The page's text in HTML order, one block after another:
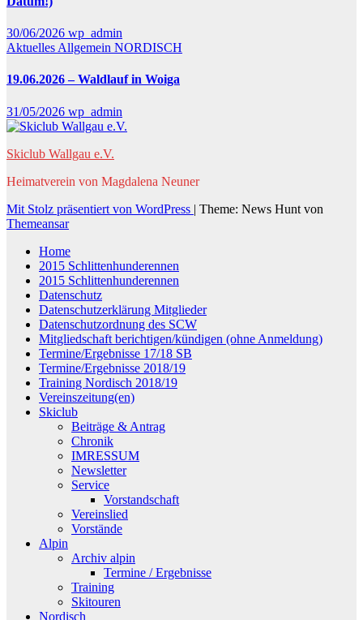
30/06/2026 wp_admin
Aktuelles Allgemein NORDISCH
19.06.2026 – Waldlauf in Woiga
31/05/2026 wp_admin
Skiclub Wallgau e.V.
Heimatverein von Magdalena Neuner
Mit Stolz präsentiert von WordPress | Theme: News Hunt von
Themeansar
Home
2015 Schlittenhunderennen
2015 Schlittenhunderennen
Datenschutz
Datenschutzerklärung Mitglieder
Datenschutzordnung des SCW
Mitgliedschaft berichtigen/kündigen (ohne Anmeldung)
Termine/Ergebnisse 17/18 SB
Termine/Ergebnisse 2018/19
Training Nordisch 2018/19
Vereinszeitung(en)
Skiclub
Beiträge & Antrag
Chronik
IMRESSUM
Newsletter
Service
Vorstandschaft
Vereinslied
Vorstände
Alpin
Archiv alpin
Termine / Ergebnisse
Training
Skitouren
Nordisch